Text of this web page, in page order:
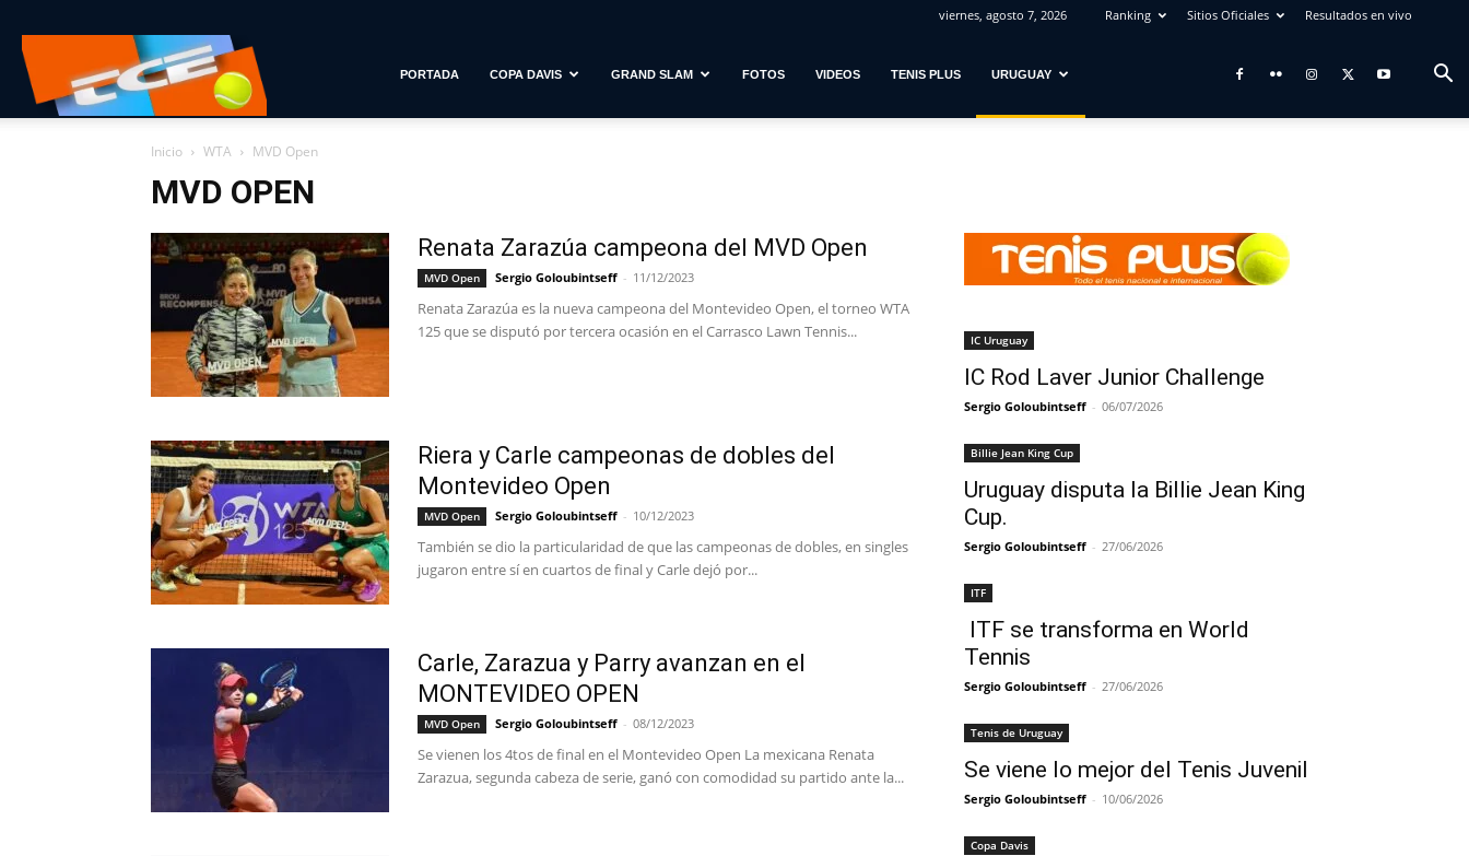
viernes, agosto 7, 2026 Ranking Sitios Oficiales Resultados en vivo
con
Estilo
PORTADA COPA DAVIS GRAND SLAM FOTOS VIDEOS TENIS PLUS URUGUAY
Inicio WTA MVD Open
MVD OPEN
Renata Zarazúa campeona del MVD Open
MVD Open Sergio Goloubintseff - 11/12/2023
Renata Zarazúa es la nueva campeona del Montevideo Open, el torneo WTA
125 que se disputó por tercera ocasión en el Carrasco Lawn Tennis...
Riera y Carle campeonas de dobles del
Montevideo Open
MVD Open Sergio Goloubintseff - 10/12/2023
También se dio la particularidad de que las campeonas de dobles, en singles
jugaron entre sí en cuartos de final y Carle dejó por...
Carle, Zarazua y Parry avanzan en el
MONTEVIDEO OPEN
MVD Open Sergio Goloubintseff - 08/12/2023
Se vienen los 4tos de final en el Montevideo Open La mexicana Renata
Zarazua, segunda cabeza de serie, ganó con comodidad su partido ante la...
IC Uruguay
IC Rod Laver Junior Challenge
Sergio Goloubintseff - 06/07/2026
Billie Jean King Cup
Uruguay disputa la Billie Jean King
Cup.
Sergio Goloubintseff - 27/06/2026
ITF
ITF se transforma en World
Tennis
Sergio Goloubintseff - 27/06/2026
Tenis de Uruguay
Se viene lo mejor del Tenis Juvenil
Sergio Goloubintseff - 10/06/2026
Copa Davis